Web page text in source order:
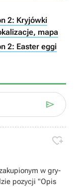
2: Kryjówki
mapa
2: Easter eggi


w gry-
pozycji "Opis